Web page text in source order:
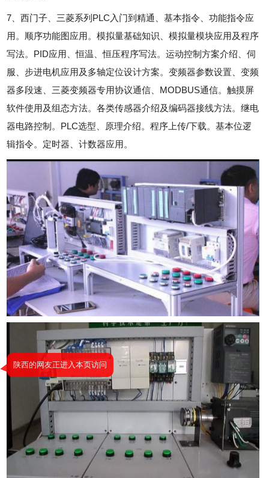
7、西门子、三菱系列PLC入门到精通、基本指令、功能指令应
用。顺序功能图应用。模拟量基础知识、模拟量模块应用及程序
写法。PID应用、恒温、恒压程序写法。运动控制方案介绍、伺
服、步进电机应用及多轴定位设计方案。变频器参数设置、变频
器多段速、三菱变频器专用协议通信、MODBUS通信。触摸屏
软件使用及组态方法。各类传感器介绍及编码器接线方法。继电
器电路控制。PLC选型、原理介绍。程序上传/下载。基本位逻
辑指令。定时器、计数器应用。